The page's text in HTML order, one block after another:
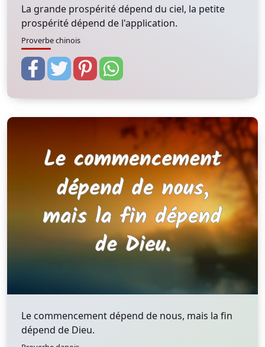
La grande prospérité dépend du ciel, la petite
prospérité dépend de l'application.
Proverbe chinois
Le commencement dépend de nous, mais la fin
dépend de Dieu.